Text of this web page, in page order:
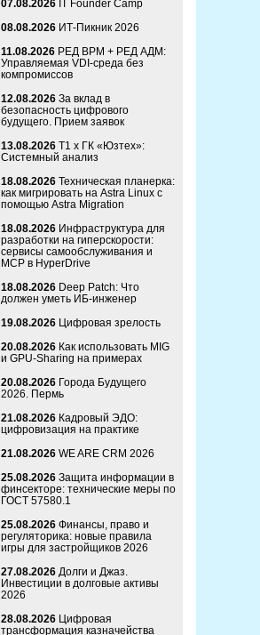
07.08.2026 IT Founder Camp
08.08.2026 ИТ-Пикник 2026
11.08.2026 РЕД ВРМ + РЕД АДМ:
Управляемая VDI-среда без
компромиссов
12.08.2026 За вклад в
безопасность цифрового
будущего. Прием заявок
13.08.2026 Т1 x ГК «Юзтех»:
Системный анализ
18.08.2026 Техническая планерка:
как мигрировать на Astra Linux с
помощью Astra Migration
18.08.2026 Инфраструктура для
разработки на гиперскорости:
сервисы самообслуживания и
MCP в HyperDrive
18.08.2026 Deep Patch: Что
должен уметь ИБ-инженер
19.08.2026 Цифровая зрелость
20.08.2026 Как использовать MIG
и GPU-Sharing на примерах
20.08.2026 Города Будущего
2026. Пермь
21.08.2026 Кадровый ЭДО:
цифровизация на практике
21.08.2026 WE ARE CRM 2026
25.08.2026 Защита информации в
финсекторе: технические меры по
ГОСТ 57580.1
25.08.2026 Финансы, право и
регуляторика: новые правила
игры для застройщиков 2026
27.08.2026 Долги и Джаз.
Инвестиции в долговые активы
2026
28.08.2026 Цифровая
трансформация казначейства